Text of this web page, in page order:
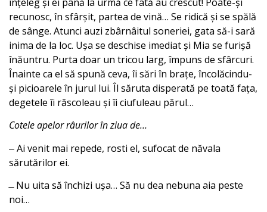
recunosc, în sfârșit, partea de vină… Se ridică și se spălă
de sânge. Atunci auzi zbârnâitul soneriei, gata să-i sară
inima de la loc. Ușa se deschise imediat și Mia se furișă
înăuntru. Purta doar un tricou larg, împuns de sfârcuri.
Înainte ca el să spună ceva, îi sări în brațe, încolăcindu-
și picioarele în jurul lui. Îl săruta disperată pe toată fața,
degetele îi răscoleau și îi ciufuleau părul…
Cotele apelor râurilor în ziua de…
‒ Ai venit mai repede, rosti el, sufocat de năvala
sărutărilor ei.
̶ Nu uita să închizi ușa… Să nu dea nebuna aia peste
noi…